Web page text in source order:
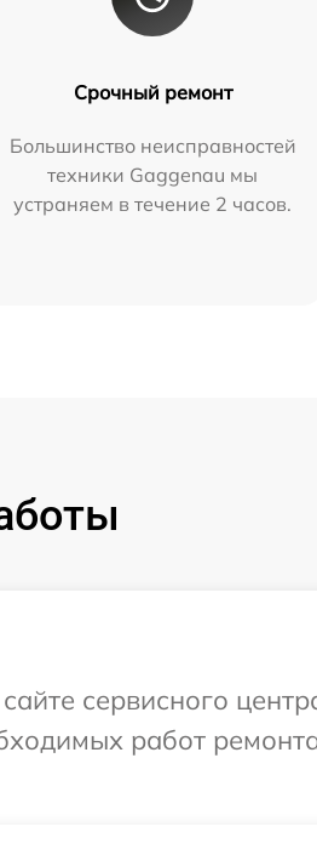
Срочный ремонт
Большинство неисправностей
техники Gaggenau мы
устраняем в течение 2 часов.
сервисного
работ